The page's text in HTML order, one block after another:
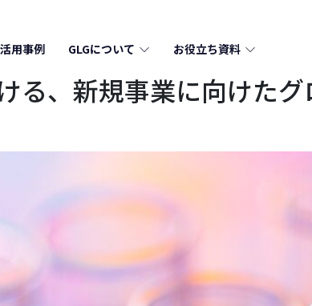
活用事例 GLGについて お役立ち資料
る、新規事業に向けた